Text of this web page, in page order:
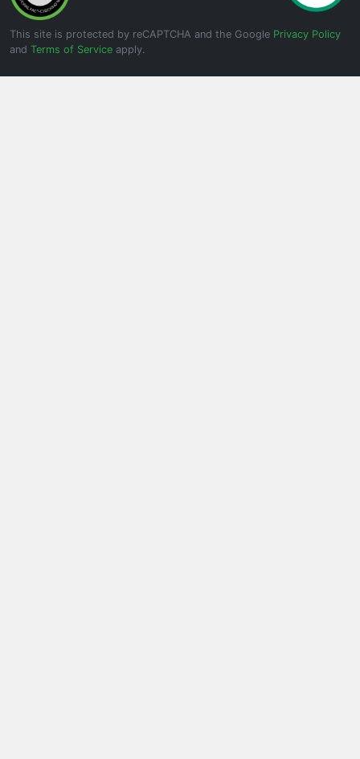
This site is protected by reCAPTCHA and the Google Privacy Policy
and Terms of Service apply.